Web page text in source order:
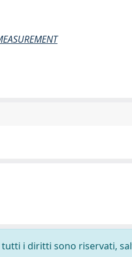
i diritti sono riservati,